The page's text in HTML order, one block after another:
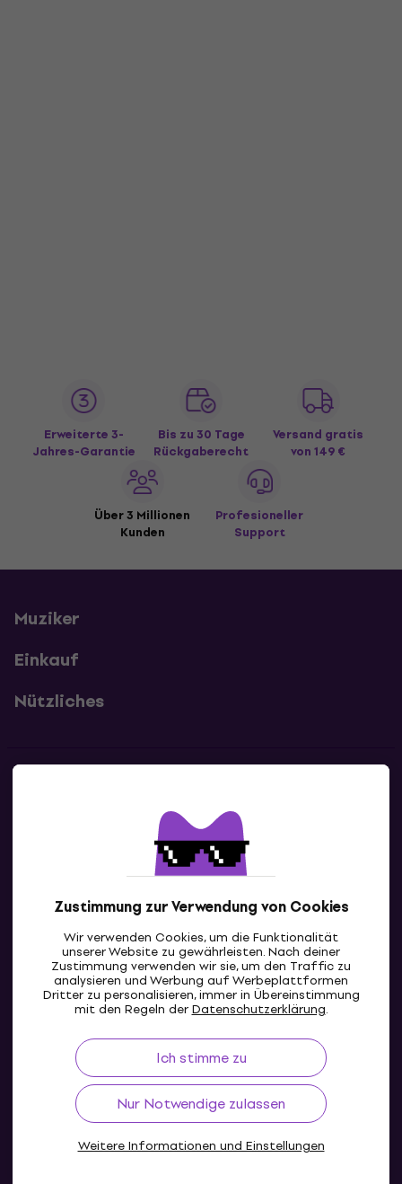
Zustimmung zur Verwendung von Cookies
Wir verwenden Cookies, um die Funktionalität
unserer Website zu gewährleisten. Nach deiner
Zustimmung verwenden wir sie, um den Traffic zu
analysieren und Werbung auf Werbeplattformen
Dritter zu personalisieren, immer in Übereinstimmung
mit den Regeln derDatenschutzerklärung.
Ich stimme zu
Nur Notwendige zulassen
Weitere Informationen und Einstellungen
Erweiterte 3-
Jahres-Garantie
Bis zu 30 Tage
Rückgaberecht
Versand gratis
von 149 €
Über 3 Millionen
Kunden
Profesioneller
Support
Muziker
Einkauf
Nützliches
Kontaktiere uns
AT